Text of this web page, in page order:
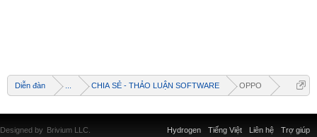
Diễn đàn CHIA SẺ - THẢO LUẬN SOFTWARE OPPO
Liên hệ Trợ giúp
Hydrogen Tiếng Việt
Designed by Brivium LLC.